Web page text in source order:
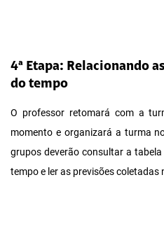
4ª Etapa: Relacionando
do tempo
O professor retomará com a
momento e organizará a turma
grupos deverão consultar a
tempo e ler as previsões coletadas